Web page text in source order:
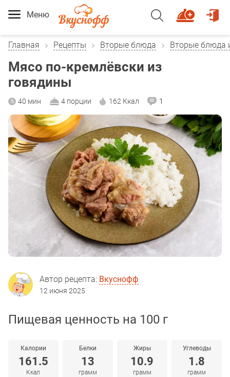
Меню
Главная Рецепты Вторые блюда Вторые блюда
Мясо по-кремлёвски из
говядины
40 мин 4 порции 162 Ккал 1
Автор рецепта: Вкуснофф
12 июня 2025
Пищевая ценность на 100 г
Калории
161.5
Ккал
Белки
13
грамм
Жиры
10.9
грамм
Углеводы
1.8
грамм